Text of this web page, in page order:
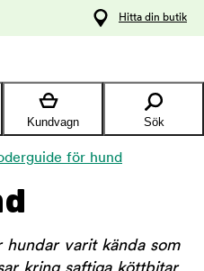
Hitta din butik
Kundvagn Sök
för hund
hundar varit kända som